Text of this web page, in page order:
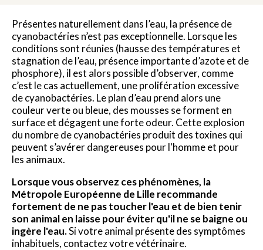
Présentes naturellement dans l’eau, la présence de
cyanobactéries n’est pas exceptionnelle. Lorsque les
conditions sont réunies (hausse des températures et
stagnation de l’eau, présence importante d’azote et de
phosphore), il est alors possible d’observer, comme
c’est le cas actuellement, une prolifération excessive
de cyanobactéries. Le plan d’eau prend alors une
couleur verte ou bleue, des mousses se forment en
surface et dégagent une forte odeur. Cette explosion
du nombre de cyanobactéries produit des toxines qui
peuvent s’avérer dangereuses pour l'homme et pour
les animaux.
Lorsque vous observez ces phénomènes, la
Métropole Européenne de Lille recommande
fortement de ne pas toucher l'eau et de bien tenir
son animal en laisse pour éviter qu'il ne se baigne ou
ingère l'eau.Si votre animal présente des symptômes
inhabituels, contactez votre vétérinaire.